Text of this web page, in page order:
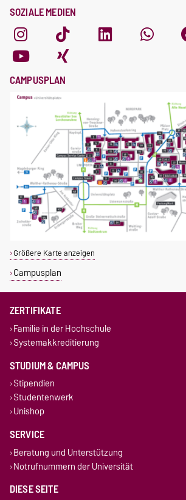
SOZIALE MEDIEN
CAMPUSPLAN
Größere Karte anzeigen
Campusplan
ZERTIFIKATE
Familie in der Hochschule
Systemakkreditierung
STUDIUM & CAMPUS
Stipendien
Studentenwerk
Unishop
SERVICE
Beratung und Unterstützung
Notrufnummern der Universität
DIESE SEITE